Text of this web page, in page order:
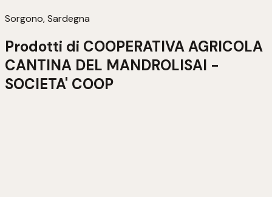
Sorgono, Sardegna
Prodotti di COOPERATIVA AGRICOLA
CANTINA DEL MANDROLISAI -
SOCIETA' COOP